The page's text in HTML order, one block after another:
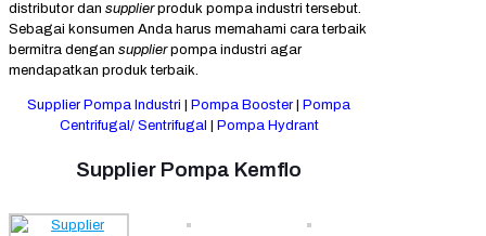
distributor dan supplierproduk pompa industri tersebut.
Sebagai konsumen Anda harus memahami cara terbaik
bermitra dengan supplierpompa industri agar
mendapatkan produk terbaik.
Supplier Pompa Industri |Pompa Booster|Pompa
Centrifugal/ Sentrifugal | Pompa Hydrant
Supplier Pompa Kemflo